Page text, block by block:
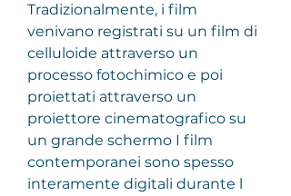
Tradizionalmente, i film
venivano registrati su un film di
celluloide attraverso un
processo fotochimico e poi
proiettati attraverso un
proiettore cinematografico su
un grande schermo I film
contemporanei sono spesso
interamente digitali durante l